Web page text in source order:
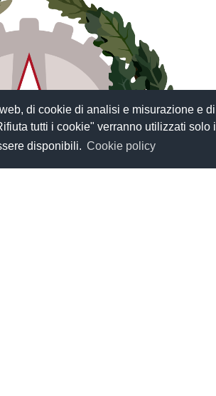
di cookie di analisi e misurazione e di
tutti i cookie" verranno utilizzati solo i
disponibili. Cookie policy